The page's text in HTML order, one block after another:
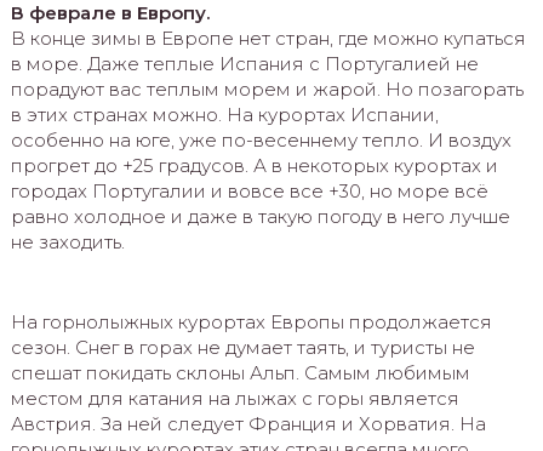
В феврале в Европу.
В конце зимы в Европе нет стран, где можно купаться
в море. Даже теплые Испания с Португалией не
порадуют вас теплым морем и жарой. Но позагорать
в этих странах можно. На курортах Испании,
особенно на юге, уже по-весеннему тепло. И воздух
прогрет до +25 градусов. А в некоторых курортах и
городах Португалии и вовсе все +30, но море всё
равно холодное и даже в такую погоду в него лучше
не заходить.
На горнолыжных курортах Европы продолжается
сезон. Снег в горах не думает таять, и туристы не
спешат покидать склоны Альп. Самым любимым
местом для катания на лыжах с горы является
Австрия. За ней следует Франция и Хорватия. На